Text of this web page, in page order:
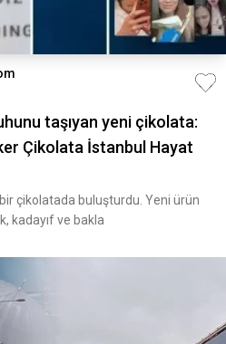
taşıyan yeni çikolata:
Çikolata İstanbul Hayat
çikolatada buluşturdu. Yeni ürün
kadayıf ve bakla